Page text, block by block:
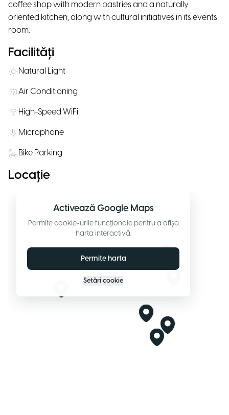
coffee shop with modern pastries and a naturally
oriented kitchen, along with cultural initiatives in its events
room.
Facilități
Natural Light
Air Conditioning
High-Speed WiFi
Microphone
Bike Parking
Locație
Activează Google Maps
Permite cookie-urile funcționale pentru a afișa
harta interactivă.
Permite harta
Setări cookie